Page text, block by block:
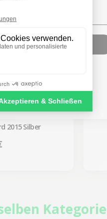
2015 Silber
Kategorie
SIGN ME UP!